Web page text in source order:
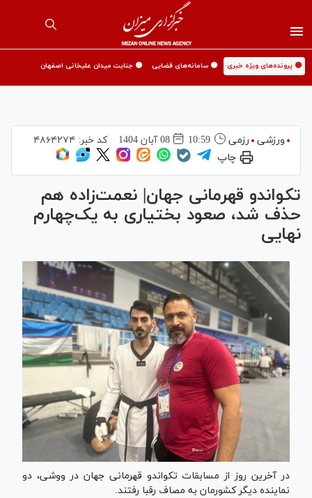
🟡 پرونده‌های ویژه خبری 🟡 سامانه‌های قضایی 🟡 جنایت میدان علیخانی اصفهان
ورزشی رزمی 10:59 08 آبان 1404 کد خبر: ۴۸۶۴۲۷۴
چاپ
تکواندو قهرمانی جهان| نعمت‌زاده هم
حذف شد، صعود بختیاری به یک‌چهارم
نهایی
در آخرین روز از مسابقات تکواندو قهرمانی جهان در ووشی، دو
نماینده دیگر کشورمان به مصاف رقبا رفتند.